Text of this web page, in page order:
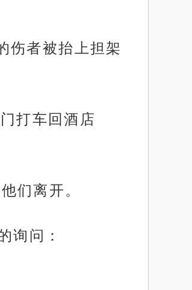
伤者被抬上担架
打车回酒店
们离开。
询问：